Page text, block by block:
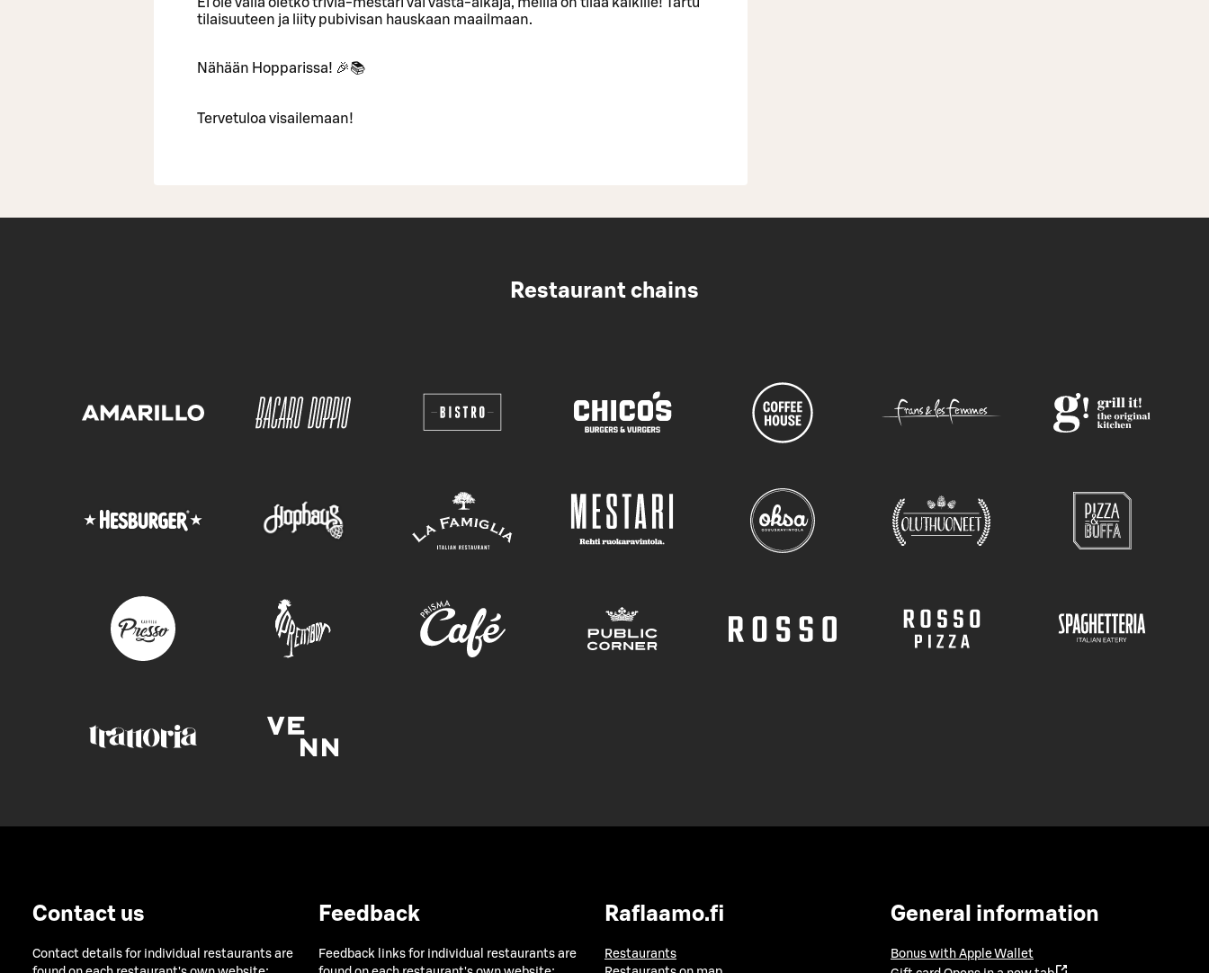
tilaisuuteen ja liity pubivisan hauskaan maailmaan.
Nähään Hopparissa! 🎉📚
Tervetuloa visailemaan!
Restaurant chains
Contact us
Contact details for individual restaurants are
Feedback
Feedback links for individual restaurants are
Raflaamo.fi
Restaurants
General information
Bonus with Apple Wallet